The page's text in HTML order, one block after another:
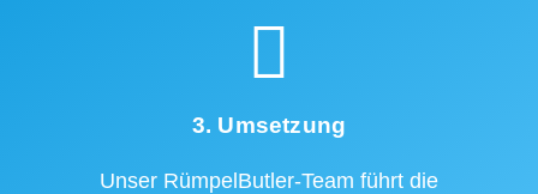
3. Umsetzung
Unser RümpelButler-Team führt die